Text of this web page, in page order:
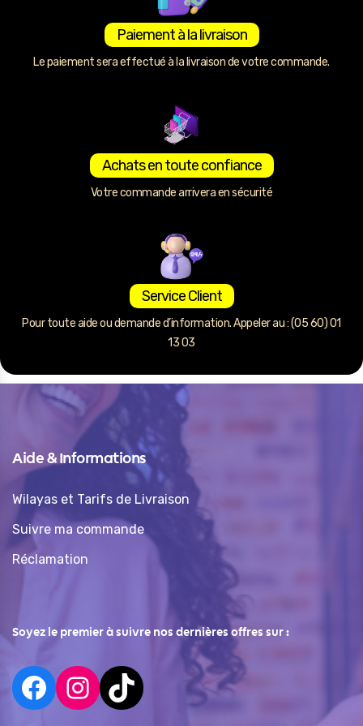
Paiement à la livraison
Le paiement sera effectué à la livraison de votre commande.
Achats en toute confiance
Votre commande arrivera en sécurité
Service Client
Pour toute aide ou demande d’information. Appeler au : (05 60) 01
13 03
Aide & Informations
Wilayas et Tarifs de Livraison
Suivre ma commande
Réclamation
Soyez le premier à suivre nos dernières offres sur :